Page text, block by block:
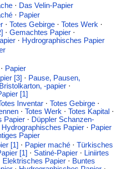
· Das Velin-Papier
· Papier
· Totes Gebirge· Totes Werk ·
· Gemachtes Papier·
· Hydrographisches Papier
Papier
[3] · Pause, Pausen,
Bristolkarton, -papier·
[1]
Inventar· Totes Gebirge·
· Totes Werk· Totes Kapital ·
Papier· Düppler Schanzen-
Hydrographisches Papier· Papier
Papier
[1] · Papier maché· Türkisches
[1] · Satiné-Papier· Liniirtes
Elektrisches Papier· Buntes